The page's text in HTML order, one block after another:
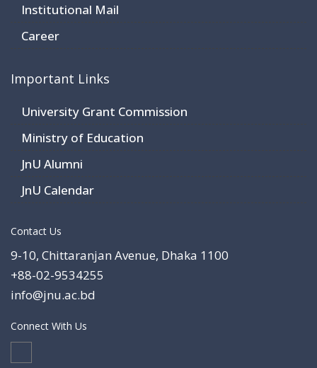
Institutional Mail
Career
Important Links
University Grant Commission
Ministry of Education
JnU Alumni
JnU Calendar
Contact Us
9-10, Chittaranjan Avenue, Dhaka 1100
+88-02-9534255
info@jnu.ac.bd
Connect With Us